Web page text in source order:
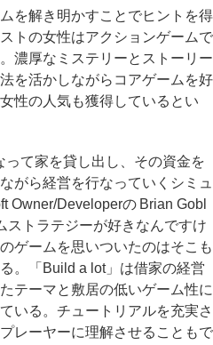
を解き明かすことでヒントを得
トの女性はアクションゲームで
濃厚なミステリーとストーリー
を活かしながらコアゲームを好
性の人気も獲得しているとい
て家を貸し出し、その資金を
がら経営を行なっていくシミュ
Owner/Developerの Brian Gobl
ストラテジーが好きなんですけ
ゲームを思いついたのはそこも
。「Build a lot」は借家の経営
テーマと敷居の低いゲーム性に
いる。チュートリアルを充実さ
レーヤーに理解させることもで